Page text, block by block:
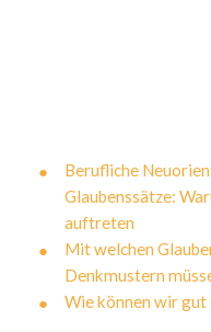
Berufliche
Glaubenssätze:
auftreten
Mit welchen
Denkmustern
Wie können wir gut